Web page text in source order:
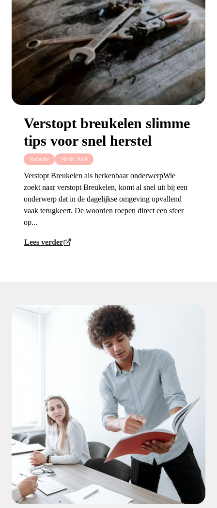
Verstopt breukelen slimme
tips voor snel herstel
Redactie 26-06-2026
Verstopt Breukelen als herkenbaar onderwerpWie
zoekt naar verstopt Breukelen, komt al snel uit bij een
onderwerp dat in de dagelijkse omgeving opvallend
vaak terugkeert. De woorden roepen direct een sfeer
op...
Lees verder